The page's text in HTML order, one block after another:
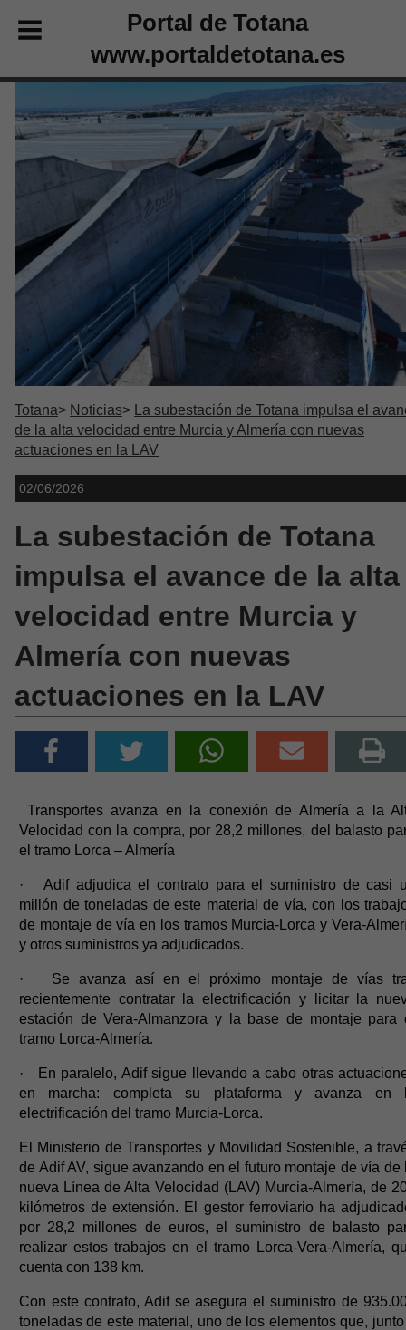
Portal de Totana
www.portaldetotana.es
Totana Noticias
La subestación de Totana impulsa el
de la alta velocidad entre Murcia y Almería con nuevas
actuaciones en la LAV
02/06/2026
La subestación de Totana
impulsa el avance de la alta
velocidad entre Murcia y
Almería con nuevas
actuaciones en la LAV
Transportes avanza en la conexión de Almería a la
Velocidad con la compra, por 28,2 millones, del balasto
el tramo Lorca – Almería
· Adif adjudica el contrato para el suministro de casi
millón de toneladas de este material de vía, con los
de montaje de vía en los tramos Murcia-Lorca y Vera-
y otros suministros ya adjudicados.
· Se avanza así en el próximo montaje de vías
recientemente contratar la electrificación y licitar la
estación de Vera-Almanzora y la base de montaje para
tramo Lorca-Almería.
· En paralelo, Adif sigue llevando a cabo otras
en marcha: completa su plataforma y avanza en
electrificación del tramo Murcia-Lorca.
El Ministerio de Transportes y Movilidad Sostenible, a
de Adif AV, sigue avanzando en el futuro montaje de vía de
nueva Línea de Alta Velocidad (LAV) Murcia-Almería, de
kilómetros de extensión. El gestor ferroviario ha
por 28,2 millones de euros, el suministro de balasto
realizar estos trabajos en el tramo Lorca-Vera-Almería,
cuenta con 138 km.
Con este contrato, Adif se asegura el suministro de
toneladas de este material, uno de los elementos que,